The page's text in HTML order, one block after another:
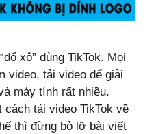
xô” dùng TikTok. Mọi
video, tải video để giải
máy tính rất nhiều.
tải video TikTok về
thì đừng bỏ lỡ bài viết